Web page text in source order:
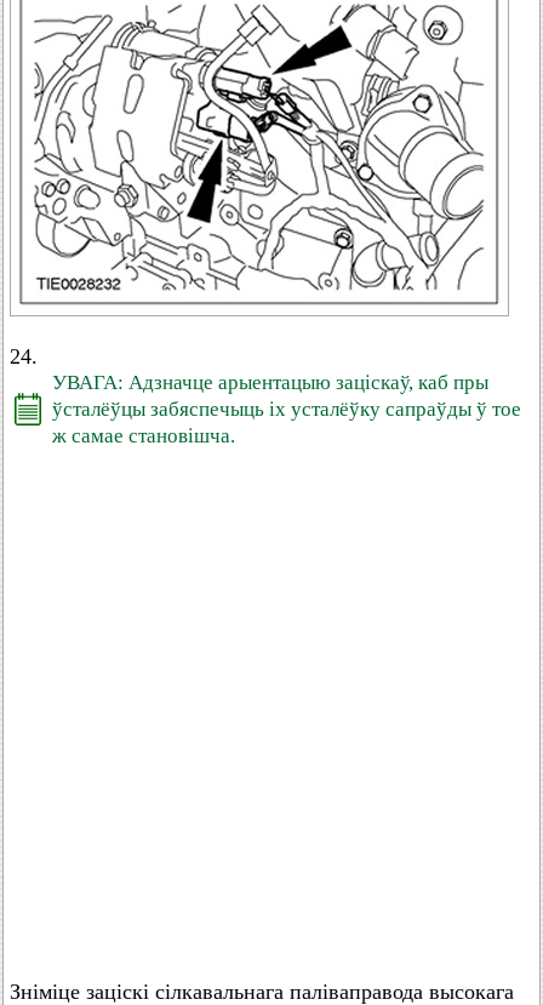
24.
УВАГА: Адзначце арыентацыю заціскаў, каб пры
ўсталёўцы забяспечыць іх усталёўку сапраўды ў тое
ж самае становішча.
Зніміце заціскі сілкавальнага паліваправода высокага